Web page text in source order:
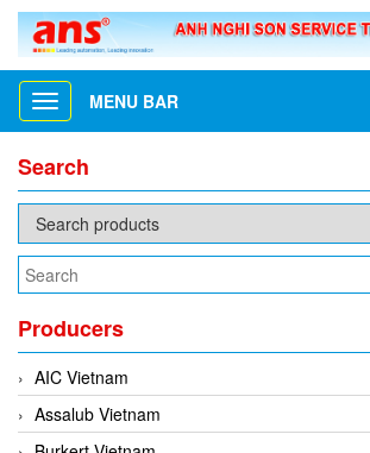
Toggle
navigation
MENU BAR
Search
Producers
AIC Vietnam
Assalub Vietnam